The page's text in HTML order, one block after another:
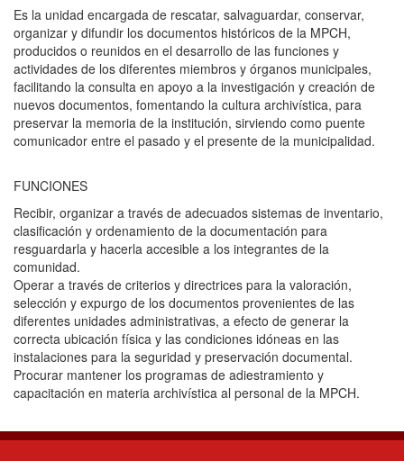
Es la unidad encargada de rescatar, salvaguardar, conservar,
organizar y difundir los documentos históricos de la MPCH,
producidos o reunidos en el desarrollo de las funciones y
actividades de los diferentes miembros y órganos municipales,
facilitando la consulta en apoyo a la investigación y creación de
nuevos documentos, fomentando la cultura archivística, para
preservar la memoria de la institución, sirviendo como puente
comunicador entre el pasado y el presente de la municipalidad.
FUNCIONES
Recibir, organizar a través de adecuados sistemas de inventario,
clasificación y ordenamiento de la documentación para
resguardarla y hacerla accesible a los integrantes de la
comunidad.
Operar a través de criterios y directrices para la valoración,
selección y expurgo de los documentos provenientes de las
diferentes unidades administrativas, a efecto de generar la
correcta ubicación física y las condiciones idóneas en las
instalaciones para la seguridad y preservación documental.
Procurar mantener los programas de adiestramiento y
capacitación en materia archivística al personal de la MPCH.